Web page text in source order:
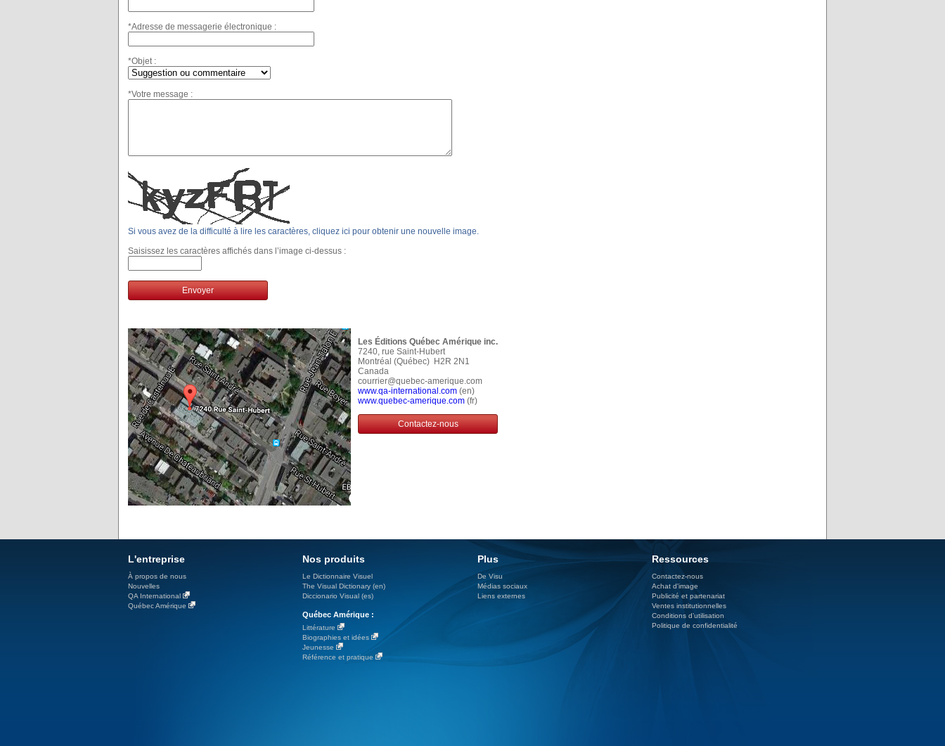
*Adresse de messagerie électronique :
*Objet :
*Votre message :
Si vous avez de la difficulté à lire les caractères, cliquez ici pour obtenir une nouvelle image.
Saisissez les caractères affichés dans l’image ci-dessus :
Envoyer
Les Éditions Québec Amérique inc.
7240, rue Saint-Hubert
Montréal (Québec) H2R 2N1
Canada
courrier@quebec-amerique.com
www.qa-international.com (en)
www.quebec-amerique.com (fr)
Contactez-nous
L'entreprise
À propos de nous
Nouvelles
QA International
Québec Amérique
Nos produits
Le Dictionnaire Visuel
The Visual Dictionary (en)
Diccionario Visual (es)
Québec Amérique :
Littérature
Biographies et idées
Jeunesse
Référence et pratique
Plus
De Visu
Médias sociaux
Liens externes
Ressources
Contactez-nous
Achat d'image
Publicité et partenariat
Ventes institutionnelles
Conditions d’utilisation
Politique de confidentialité